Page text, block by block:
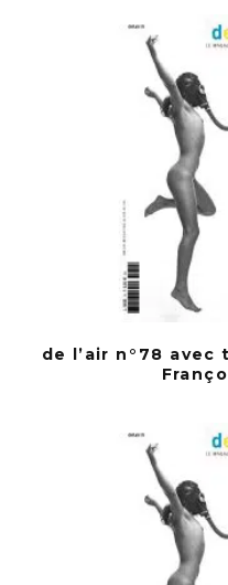
de l’air n°78 avec